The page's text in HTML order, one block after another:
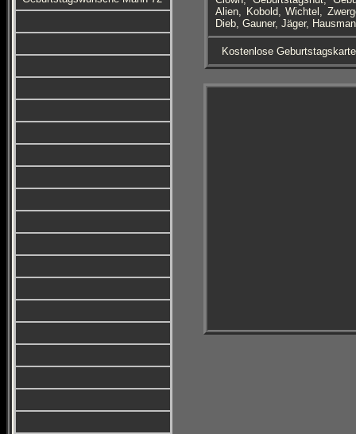
Alien, Kobold, Wichtel,
Dieb, Gauner, Jäger,
Kostenlose